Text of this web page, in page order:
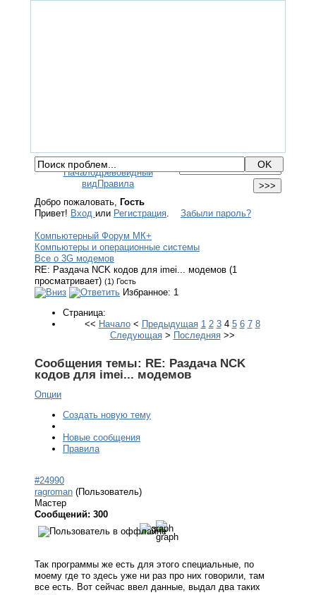
НачалоДревовидный
видПравила
Добро пожаловать, Гость
Привет! Вход или Регистрация. Забыли пароль?
Компьютерный Форум МК+
Компьютеры и операционные системы
Все о 3G модемов
RE: Раздача NCK кодов для imei... модемов (1
просматривает) (1) Гость
Избранное: 1
Страница:
<< Начало< Предыдущая 1 2 3 4 5 6 7 8
Следующая> Последняя>>
Сообщения темы: RE: Раздача NCK
кодов для imei... модемов
Опции
Создать новую тему
Новые сообщения
Правила
#24990
ragroman (Пользователь)
Мастер
Сообщений: 300
Так программы же есть для этого специальные, по
моему где то здесь уже ни раз про них говорили, там
все есть. Вот сейчас ввел данные, выдал два таких